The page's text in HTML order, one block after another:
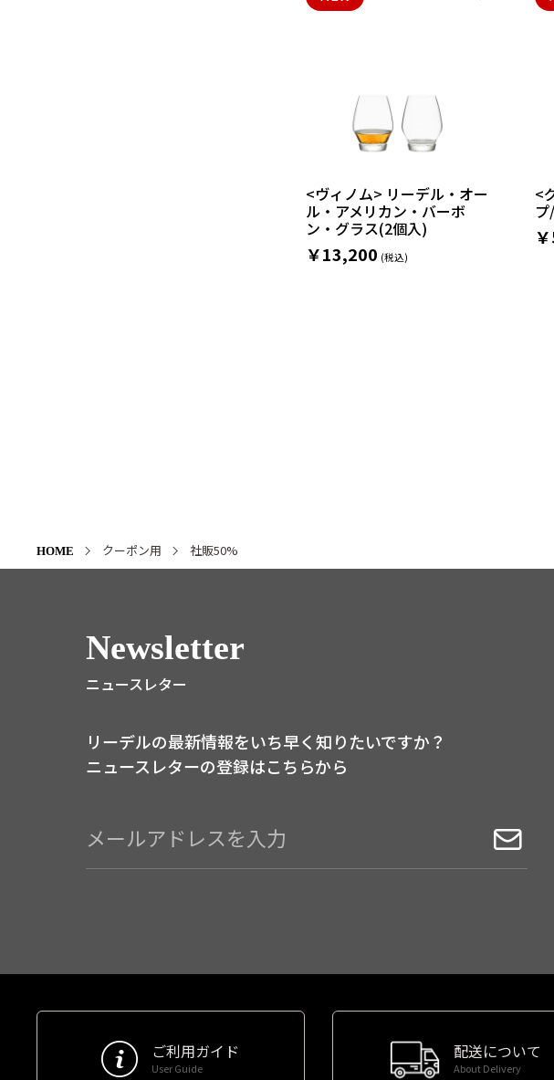
<ヴィノム> リーデル・オー
ル・アメリカン・バーボ
ン・グラス(2個入)
￥13,200
<
HOME クーポン用 社販50%
Newsletter
ニュースレター
リーデルの最新情報をいち早く知りたいですか？
ニュースレターの登録はこちらから
ご利用ガイド
User Guide
配送について
About Delivery